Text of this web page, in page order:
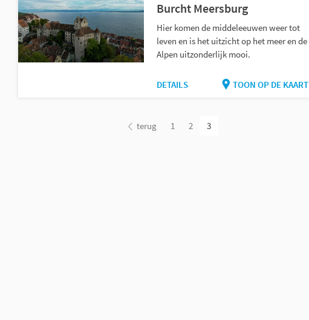
Burcht Meersburg
Hier komen de middeleeuwen weer tot
leven en is het uitzicht op het meer en de
Alpen uitzonderlijk mooi.
DETAILS TOON OP DE KAART
terug 1 2 3